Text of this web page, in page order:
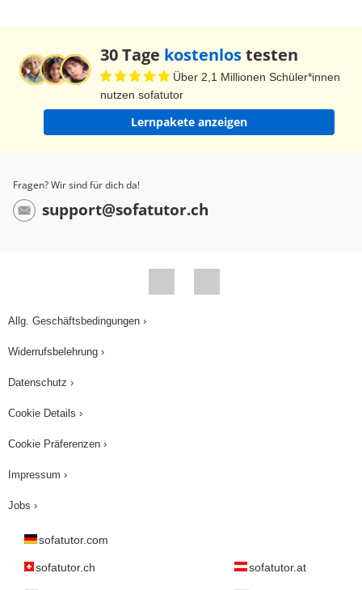
30 Tage kostenlostesten
Über 2,1 Millionen Schüler*innen
nutzen sofatutor
Lernpakete anzeigen
Fragen? Wir sind für dich da!
support@sofatutor.ch
Allg. Geschäftsbedingungen ›
Widerrufsbelehrung ›
Datenschutz ›
Cookie Details ›
Cookie Präferenzen ›
Impressum ›
Jobs ›
sofatutor.com
sofatutor.ch sofatutor.at